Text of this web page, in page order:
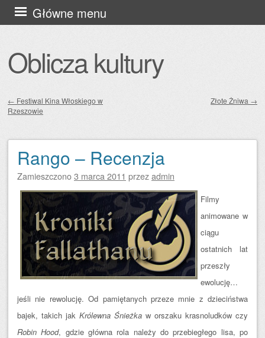
Oblicza kultury
Główne menu
Przejdź
do
Zobacz wpisy
← Festiwal Kina Włoskiego w
Rzeszowie
Złote Żniwa →
Rango – Recenzja
Zamieszczono3 marca 2011 przezadmin
Filmy
animowane w
ciągu
ostatnich lat
przeszły
ewolucję…
jeśli nie rewolucję. Od pamiętanych przeze mnie z dzieciństwa
bajek, takich jak Królewna Śnieżka w orszaku krasnoludków czy
Robin Hood, gdzie główna rola należy do przebiegłego lisa, po